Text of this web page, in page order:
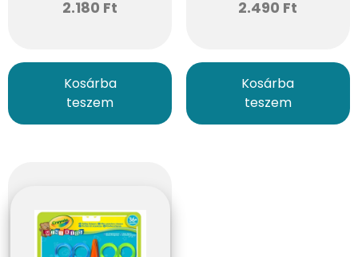
2.180 Ft
Kosárba
teszem
2.490 Ft
Kosárba
teszem